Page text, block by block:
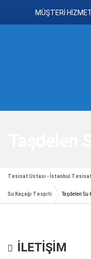
MÜŞTERİ
Tesisat Ustası - İstanbul
Su Kaçağı Tespiti Taşdelen Su
İLETİŞİM